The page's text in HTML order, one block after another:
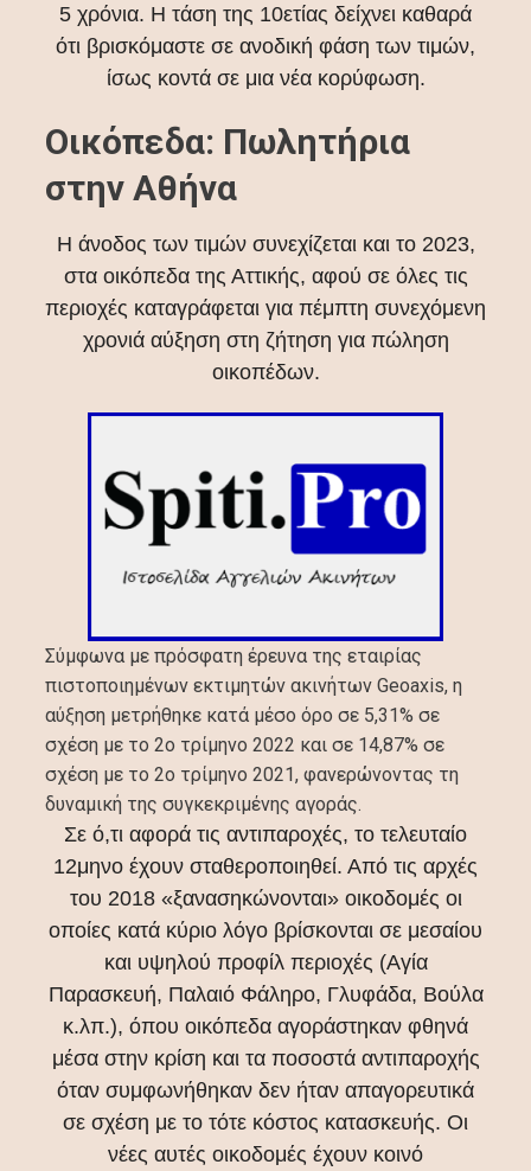
5 χρόνια. Η τάση της 10ετίας δείχνει καθαρά
ότι βρισκόμαστε σε ανοδική φάση των τιμών,
ίσως κοντά σε μια νέα κορύφωση.
Οικόπεδα: Πωλητήρια
στην Αθήνα
Η άνοδος των τιμών συνεχίζεται και το 2023,
στα οικόπεδα της Αττικής, αφού σε όλες τις
περιοχές καταγράφεται για πέμπτη συνεχόμενη
χρονιά αύξηση στη ζήτηση για πώληση
οικοπέδων.
Σύμφωνα με πρόσφατη έρευνα της εταιρίας
πιστοποιημένων εκτιμητών ακινήτων Geoaxis, η
αύξηση μετρήθηκε κατά μέσο όρο σε 5,31% σε
σχέση με το 2ο τρίμηνο 2022 και σε 14,87% σε
σχέση με το 2ο τρίμηνο 2021, φανερώνοντας τη
δυναμική της συγκεκριμένης αγοράς.
Σε ό,τι αφορά τις αντιπαροχές, το τελευταίο
12μηνο έχουν σταθεροποιηθεί. Από τις αρχές
του 2018 «ξανασηκώνονται» οικοδομές οι
οποίες κατά κύριο λόγο βρίσκονται σε μεσαίου
και υψηλού προφίλ περιοχές (Αγία
Παρασκευή, Παλαιό Φάληρο, Γλυφάδα, Βούλα
κ.λπ.), όπου οικόπεδα αγοράστηκαν φθηνά
μέσα στην κρίση και τα ποσοστά αντιπαροχής
όταν συμφωνήθηκαν δεν ήταν απαγορευτικά
σε σχέση με το τότε κόστος κατασκευής. Οι
νέες αυτές οικοδομές έχουν κοινό